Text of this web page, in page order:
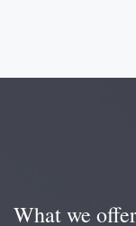
What we offer